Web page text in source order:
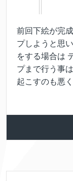
前回下絵が完
プしようと思
をする場合は
プまで行う事
起こすのも悪